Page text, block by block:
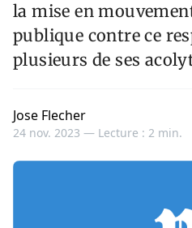
la mise en
publique contre ce
plusieurs de ses
Jose Flecher
24 nov. 2023 — Lecture : 2 min.